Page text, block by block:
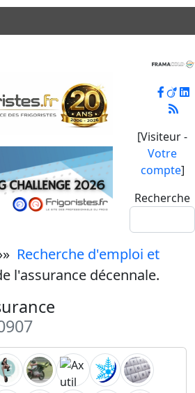
[Visiteur -
Votre
compte]
Recherche
Recherche d'emploi et
l'assurance décennale.